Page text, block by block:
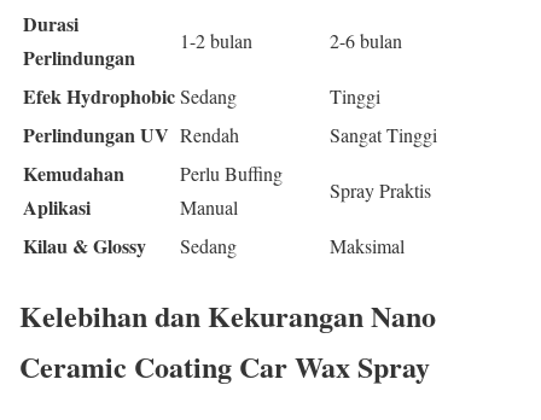
Durasi
Perlindungan
1-2 bulan 2-6 bulan
Efek HydrophobicSedang Tinggi
Perlindungan UV Rendah Sangat Tinggi
Kemudahan
Aplikasi
Perlu Buffing
Manual
Spray Praktis
Kilau & Glossy Sedang Maksimal
Kelebihan dan Kekurangan Nano
Ceramic Coating Car Wax Spray